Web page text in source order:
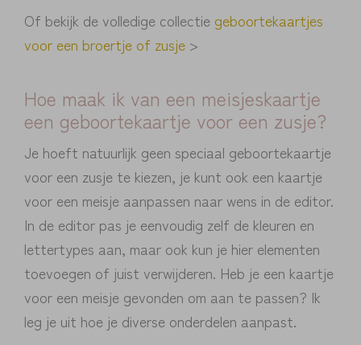
Of bekijk de volledige collectie geboortekaartjes
voor een broertje of zusje >
Hoe maak ik van een meisjeskaartje
een geboortekaartje voor een zusje?
Je hoeft natuurlijk geen speciaal geboortekaartje
voor een zusje te kiezen, je kunt ook een kaartje
voor een meisje aanpassen naar wens in de editor.
In de editor pas je eenvoudig zelf de kleuren en
lettertypes aan, maar ook kun je hier elementen
toevoegen of juist verwijderen. Heb je een kaartje
voor een meisje gevonden om aan te passen? Ik
leg je uit hoe je diverse onderdelen aanpast.